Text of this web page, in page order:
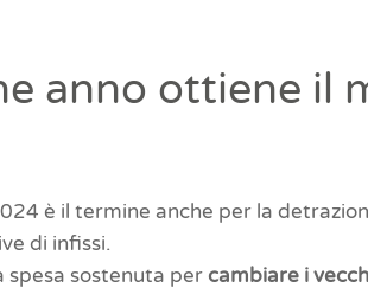
anno ottiene il
è il termine anche per la
di infissi.
spesa sostenuta per cambiare i